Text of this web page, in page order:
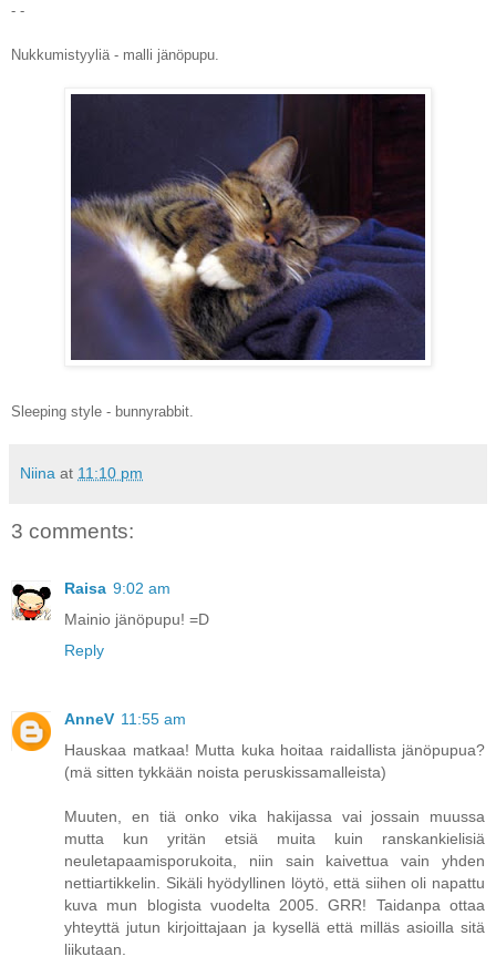
- -
Nukkumistyyliä - malli jänöpupu.
Sleeping style - bunnyrabbit.
Niina at 11:10 pm
3 comments:
Raisa 9:02 am
Mainio jänöpupu! =D
Reply
AnneV 11:55 am
Hauskaa matkaa! Mutta kuka hoitaa raidallista jänöpupua?
(mä sitten tykkään noista peruskissamalleista)
Muuten, en tiä onko vika hakijassa vai jossain muussa
mutta kun yritän etsiä muita kuin ranskankielisiä
neuletapaamisporukoita, niin sain kaivettua vain yhden
nettiartikkelin. Sikäli hyödyllinen löytö, että siihen oli napattu
kuva mun blogista vuodelta 2005. GRR! Taidanpa ottaa
yhteyttä jutun kirjoittajaan ja kysellä että milläs asioilla sitä
liikutaan.